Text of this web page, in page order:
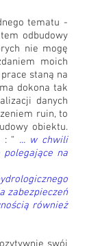
tematu -
odbudowy
nie mogę
moich
staną na
dokona tak
danych
ruin, to
obiektu.
“ ... w chwili
polegające na
zabezpieczeń
również